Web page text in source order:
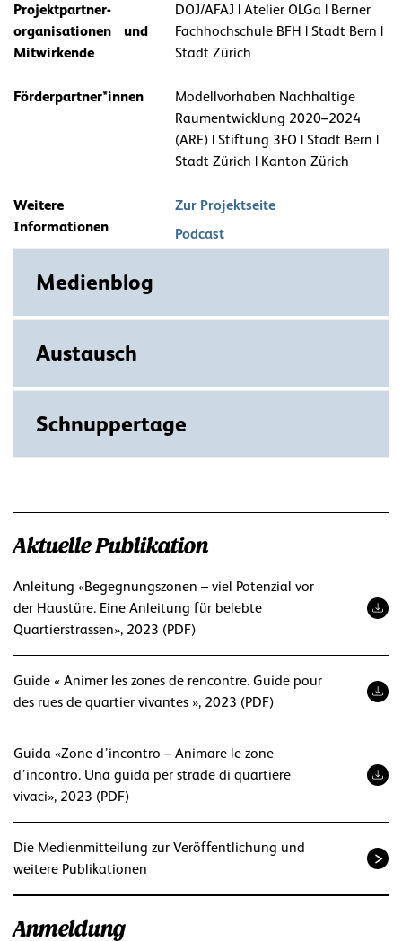
Projektpartner-
organisationen und
Mitwirkende
DOJ/AFAJ | Atelier OLGa | Berner
Fachhochschule BFH | Stadt Bern |
Stadt Zürich
Förderpartner*innen
Modellvorhaben Nachhaltige
Raumentwicklung 2020–2024
(ARE) | Stiftung 3FO | Stadt Bern |
Stadt Zürich | Kanton Zürich
Weitere
Informationen
Zur Projektseite
Podcast
Medienblog
Austausch
Schnuppertage
Aktuelle Publikation
Anleitung «Begegnungszonen – viel Potenzial vor
der Haustüre. Eine Anleitung für belebte
Quartierstrassen», 2023 (PDF)
Guide « Animer les zones de rencontre. Guide pour
des rues de quartier vivantes », 2023 (PDF)
Guida «Zone d’incontro – Animare le zone
d’incontro. Una guida per strade di quartiere
vivaci», 2023 (PDF)
Die Medienmitteilung zur Veröffentlichung und
weitere Publikationen
Anmeldung